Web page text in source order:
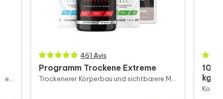
461 Avis
Programm Trockene Extreme
kg)